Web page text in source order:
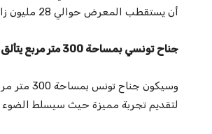
أن يستقطب المعرض حوالي 28 مليون زائر من 160 دولة.
جناح تونسي بمساحة 300 متر مربع يتألق على الساحة الدولية:
وسيكون
لتقديم تجربة مميزة حيث سيسلط الضوء